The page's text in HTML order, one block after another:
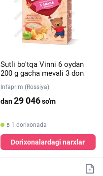
Sutli bo'tqa Vinni 6 oydan
200 g gacha mevali 3 don
Infaprim (Rossiya)
dan29 046so'm
в 1 dorixonada
Dorixonalardagi narxlar